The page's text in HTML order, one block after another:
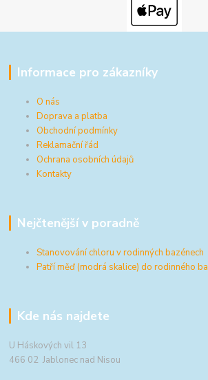
Informace pro zákazníky
O nás
Doprava a platba
Obchodní podmínky
Reklamační řád
Ochrana osobních údajů
Kontakty
Nejčtenější v poradně
Stanovování chloru v rodinných bazénech
Patří měď (modrá skalice) do rodinného
Kde nás najdete
U Háskových vil 13
466 02 Jablonec nad Nisou